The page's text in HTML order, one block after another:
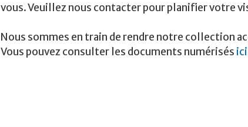
vous. Veuillez nous contacter pour planifier votre
Nous sommes en train de rendre notre collection
Vous pouvez consulter les documents numérisés ici